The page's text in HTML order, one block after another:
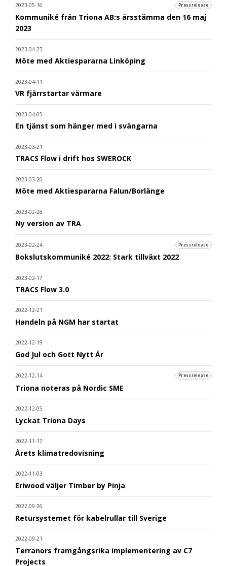
2023-05-16 Pressrelease
Kommuniké från Triona AB:s årsstämma den 16 maj
2023
2023-04-25
Möte med Aktiespararna Linköping
2023-04-11
VR fjärrstartar värmare
2023-04-05
En tjänst som hänger med i svängarna
2023-03-21
TRACS Flow i drift hos SWEROCK
2023-03-20
Möte med Aktiespararna Falun/Borlänge
2023-02-28
Ny version av TRA
2023-02-24 Pressrelease
Bokslutskommuniké 2022: Stark tillväxt 2022
2023-02-17
TRACS Flow 3.0
2022-12-21
Handeln på NGM har startat
2022-12-19
God Jul och Gott Nytt År
2022-12-14 Pressrelease
Triona noteras på Nordic SME
2022-12-05
Lyckat Triona Days
2022-11-17
Årets klimatredovisning
2022-11-03
Eriwood väljer Timber by Pinja
2022-09-26
Retursystemet för kabelrullar till Sverige
2022-09-21
Terranors framgångsrika implementering av C7
Projects